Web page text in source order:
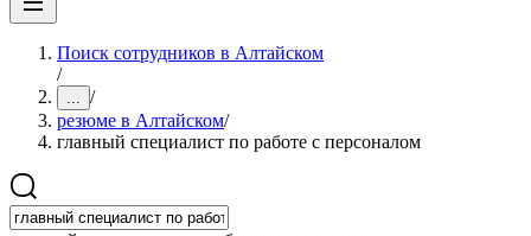
Поиск сотрудников в Алтайском
/
... /
резюме в Алтайском/
главный специалист по работе с персоналом